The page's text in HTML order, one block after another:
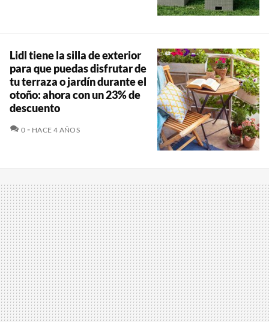
Lidl tiene la silla de exterior
para que puedas disfrutar de
tu terraza o jardín durante el
otoño: ahora con un 23% de
descuento
0 COMENTARIOS
HACE 4 AÑOS